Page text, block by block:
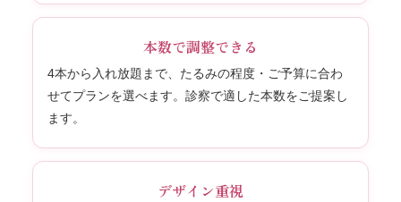
本数で調整できる
4本から入れ放題まで、たるみの程度・ご予算に合わ
せてプランを選べます。診察で適した本数をご提案し
ます。
デザイン重視